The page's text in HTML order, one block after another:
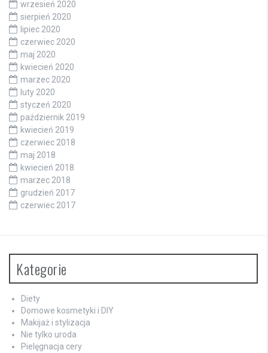
wrzesień 2020
sierpień 2020
lipiec 2020
czerwiec 2020
maj 2020
kwiecień 2020
marzec 2020
luty 2020
styczeń 2020
październik 2019
kwiecień 2019
czerwiec 2018
maj 2018
kwiecień 2018
marzec 2018
grudzień 2017
czerwiec 2017
Kategorie
Diety
Domowe kosmetyki i DIY
Makijaż i stylizacja
Nie tylko uroda
Pielęgnacja cery